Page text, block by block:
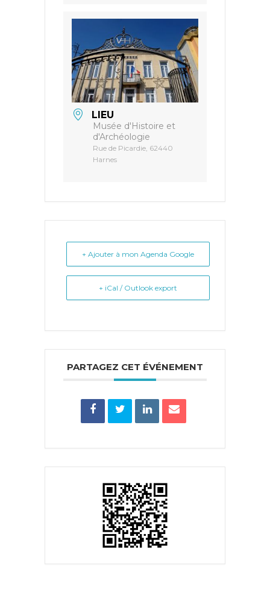
LIEU
Musée d'Histoire et
d'Archéologie
Rue de Picardie, 62440
Harnes
+ Ajouter à mon Agenda Google
+ iCal / Outlook export
PARTAGEZ CET ÉVÉNEMENT